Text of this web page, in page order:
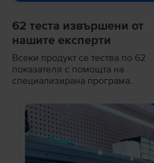
62 теста извършени от
нашите експерти
Всеки продукт се тества по 62
показателя с помощта на
специализирана програма.